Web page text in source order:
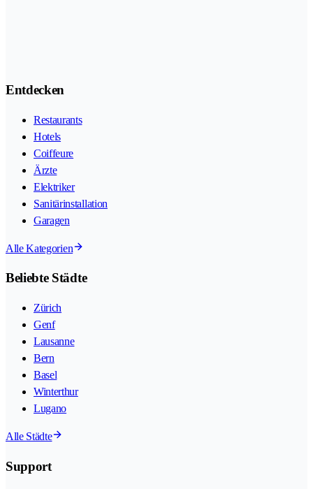
Entdecken
Restaurants
Hotels
Coiffeure
Ärzte
Elektriker
Sanitärinstallation
Garagen
Alle Kategorien
Beliebte Städte
Zürich
Genf
Lausanne
Bern
Basel
Winterthur
Lugano
Alle Städte
Support